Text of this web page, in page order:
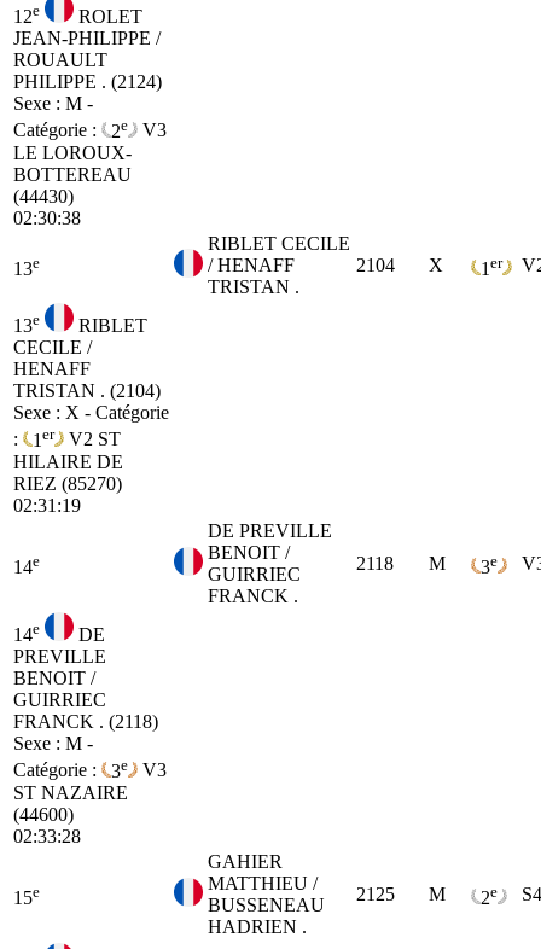
12e
ROLET
JEAN-PHILIPPE /
ROUAULT
PHILIPPE . (2124)
Sexe : M -
Catégorie :
2e
V3
LE LOROUX-
BOTTEREAU
(44430)
02:30:38
13e
RIBLET CECILE
/ HENAFF
TRISTAN .
2104 X 1 er
13e
RIBLET
CECILE /
HENAFF
TRISTAN . (2104)
Sexe : X - Catégorie
:
1 er V2 ST
HILAIRE DE
RIEZ (85270)
02:31:19
14e
DE PREVILLE
BENOIT /
GUIRRIEC
FRANCK .
2118 M 3e
14e
DE
PREVILLE
BENOIT /
GUIRRIEC
FRANCK . (2118)
Sexe : M -
Catégorie :
3e
V3
ST NAZAIRE
(44600)
02:33:28
15e
GAHIER
MATTHIEU /
BUSSENEAU
HADRIEN .
2125 M 2e S4